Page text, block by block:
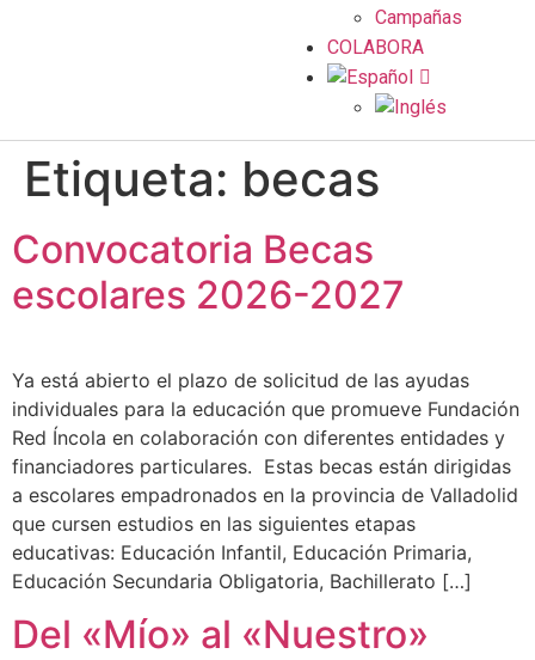
Campañas
COLABORA
Etiqueta: becas
Convocatoria Becas
escolares 2026-2027
Ya está abierto el plazo de solicitud de las ayudas
individuales para la educación que promueve Fundación
Red Íncola en colaboración con diferentes entidades y
financiadores particulares. Estas becas están dirigidas
a escolares empadronados en la provincia de Valladolid
que cursen estudios en las siguientes etapas
educativas: Educación Infantil, Educación Primaria,
Educación Secundaria Obligatoria, Bachillerato […]
Del «Mío» al «Nuestro»